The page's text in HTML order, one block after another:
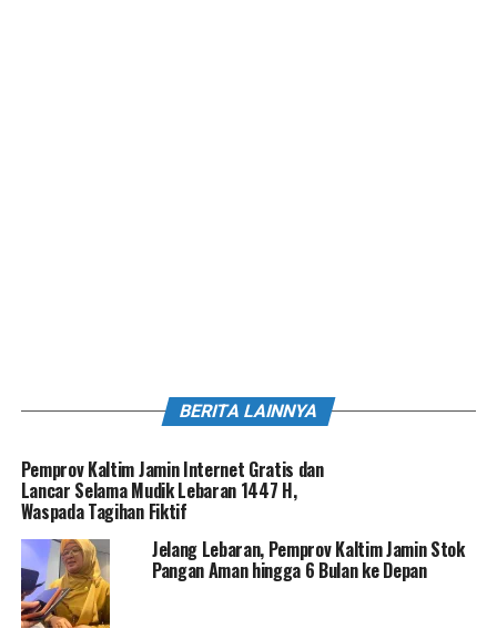
BERITA LAINNYA
Pemprov Kaltim Jamin Internet Gratis dan
Lancar Selama Mudik Lebaran 1447 H,
Waspada Tagihan Fiktif
Jelang Lebaran, Pemprov Kaltim Jamin Stok
Pangan Aman hingga 6 Bulan ke Depan